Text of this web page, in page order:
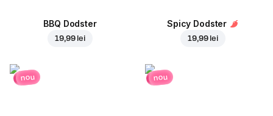
BBQ Dodster
19,99 lei
Spicy Dodster
19,99 lei
nou nou